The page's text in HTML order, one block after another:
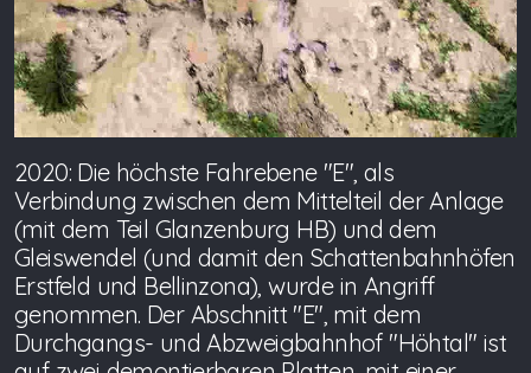
2020: Die höchste Fahrebene "E", als
Verbindung zwischen dem Mittelteil der Anlage
(mit dem Teil Glanzenburg HB) und dem
Gleiswendel (und damit den Schattenbahnhöfen
Erstfeld und Bellinzona), wurde in Angriff
genommen. Der Abschnitt "E", mit dem
Durchgangs- und Abzweigbahnhof "Höhtal" ist